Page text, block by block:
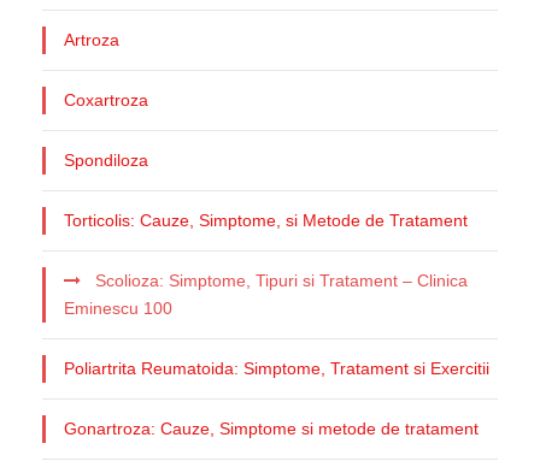
Artroza
Coxartroza
Spondiloza
Torticolis: Cauze, Simptome, si Metode de Tratament
Scolioza: Simptome, Tipuri si Tratament – Clinica
Eminescu 100
Poliartrita Reumatoida: Simptome, Tratament si Exercitii
Gonartroza: Cauze, Simptome si metode de tratament